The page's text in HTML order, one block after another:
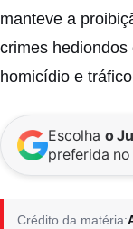
manteve a
crimes
homicídio e
Escolha o
preferida
Crédito da matéria: